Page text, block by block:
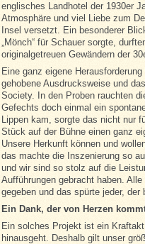
englisches Landhotel der 1930er
Atmosphäre und viel Liebe zum
Insel versetzt. Ein besonderer
„Mönch“ für Schauer sorgte,
originalgetreuen Gewändern der
Eine ganz eigene
gehobene Ausdrucksweise und
Society. In den Proben rauchten
Gefechts doch einmal ein
Lippen kam, sorgte das nicht nur
Stück auf der Bühne einen ganz
Unsere Herkunft können und
das machte die Inszenierung so
und wir sind so stolz auf die
Aufführungen gebracht haben.
gegeben und das spürte jeder,
Ein Dank, der von Herzen
Ein solches Projekt ist ein
hinausgeht. Deshalb gilt unser